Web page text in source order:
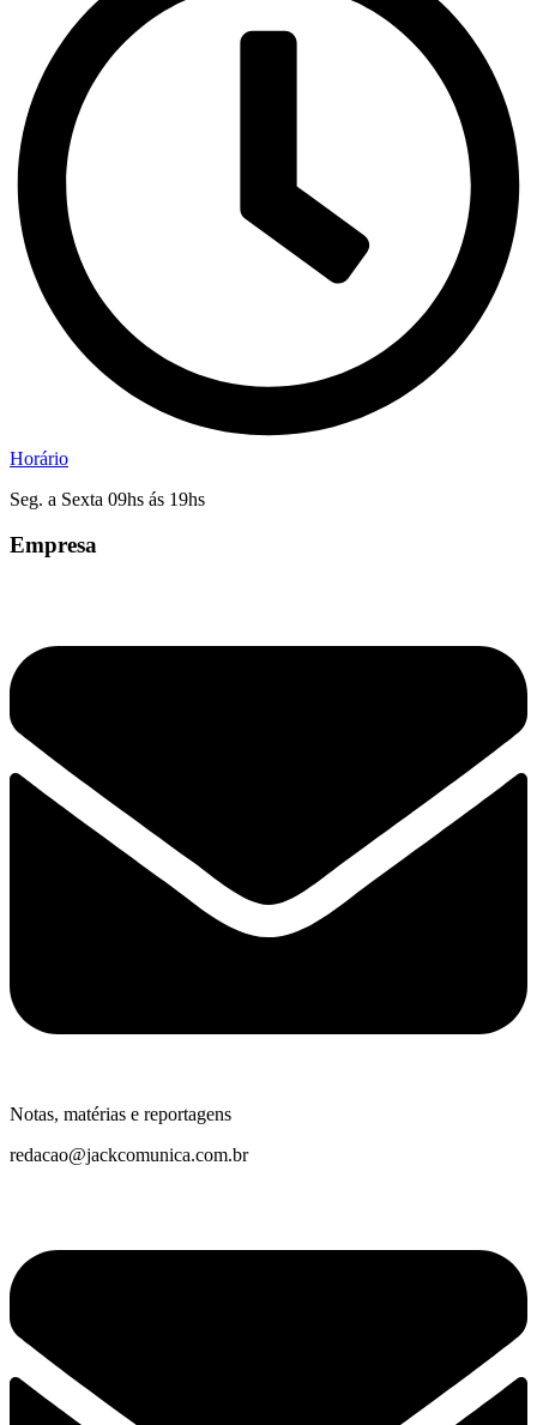
Horário
Seg. a Sexta 09hs ás 19hs
Empresa
Notas, matérias e reportagens
redacao@jackcomunica.com.br